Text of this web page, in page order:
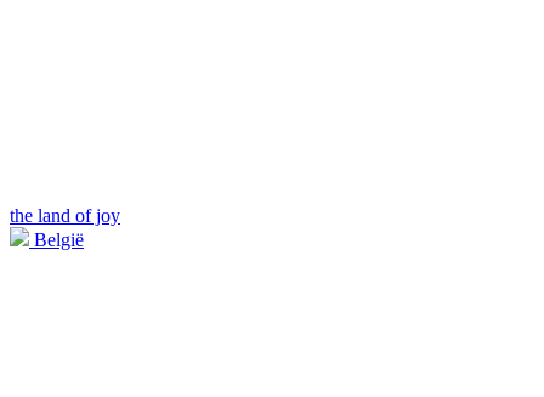
the land of joy
België